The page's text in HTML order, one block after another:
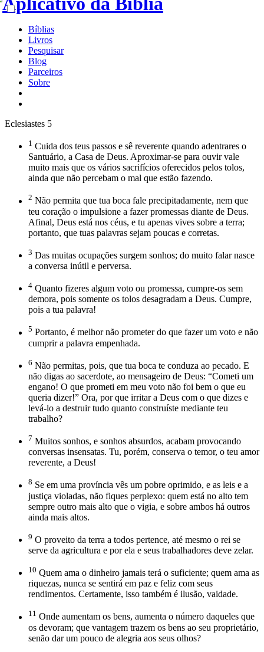
Bíblias
Livros
Pesquisar
Blog
Parceiros
Sobre
Eclesiastes 5
1 Cuida dos teus passos e sê reverente quando adentrares o
Santuário, a Casa de Deus. Aproximar-se para ouvir vale
muito mais que os vários sacrifícios oferecidos pelos tolos,
ainda que não percebam o mal que estão fazendo.
2 Não permita que tua boca fale precipitadamente, nem que
teu coração o impulsione a fazer promessas diante de Deus.
Afinal, Deus está nos céus, e tu apenas vives sobre a terra;
portanto, que tuas palavras sejam poucas e corretas.
3 Das muitas ocupações surgem sonhos; do muito falar nasce
a conversa inútil e perversa.
4 Quanto fizeres algum voto ou promessa, cumpre-os sem
demora, pois somente os tolos desagradam a Deus. Cumpre,
pois a tua palavra!
5 Portanto, é melhor não prometer do que fazer um voto e não
cumprir a palavra empenhada.
6 Não permitas, pois, que tua boca te conduza ao pecado. E
não digas ao sacerdote, ao mensageiro de Deus: “Cometi um
engano! O que prometi em meu voto não foi bem o que eu
queria dizer!” Ora, por que irritar a Deus com o que dizes e
levá-lo a destruir tudo quanto construíste mediante teu
trabalho?
7 Muitos sonhos, e sonhos absurdos, acabam provocando
conversas insensatas. Tu, porém, conserva o temor, o teu amor
reverente, a Deus!
8 Se em uma província vês um pobre oprimido, e as leis e a
justiça violadas, não fiques perplexo: quem está no alto tem
sempre outro mais alto que o vigia, e sobre ambos há outros
ainda mais altos.
9 O proveito da terra a todos pertence, até mesmo o rei se
serve da agricultura e por ela e seus trabalhadores deve zelar.
10 Quem ama o dinheiro jamais terá o suficiente; quem ama as
riquezas, nunca se sentirá em paz e feliz com seus
rendimentos. Certamente, isso também é ilusão, vaidade.
11 Onde aumentam os bens, aumenta o número daqueles que
os devoram; que vantagem trazem os bens ao seu proprietário,
senão dar um pouco de alegria aos seus olhos?